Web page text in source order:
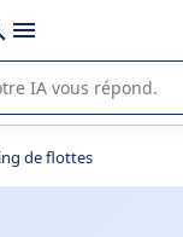
avec
dans l'utilisation ou
de flottes